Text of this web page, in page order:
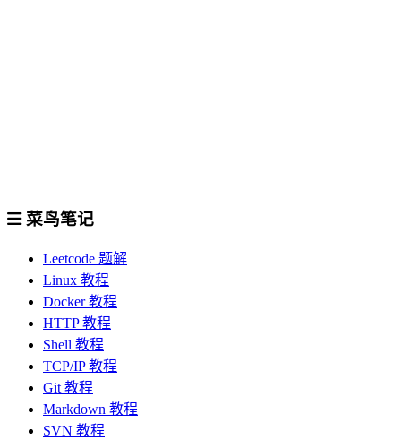
菜鸟笔记
Leetcode 题解
Linux 教程
Docker 教程
HTTP 教程
Shell 教程
TCP/IP 教程
Git 教程
Markdown 教程
SVN 教程